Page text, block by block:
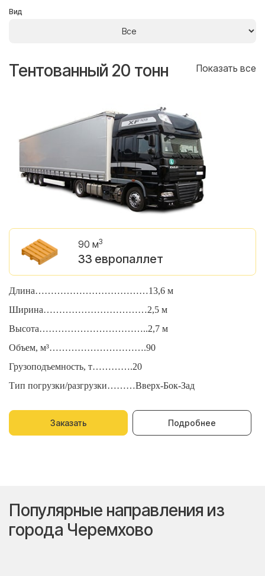
Вид
Тентованный 20 тонн Показать все
90 м3
33 европаллет
Длина………………………………13,6 м
Ширина……………………………2,5 м
Высота……………………………..2,7 м
Объем, м³………………………….90
Грузоподъемность, т………….20
Тип погрузки/разгрузки………Вверх-Бок-Зад
Заказать Подробнее
Популярные направления из
города Черемхово